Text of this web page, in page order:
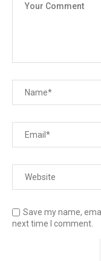
Save my name,
next time I comment.